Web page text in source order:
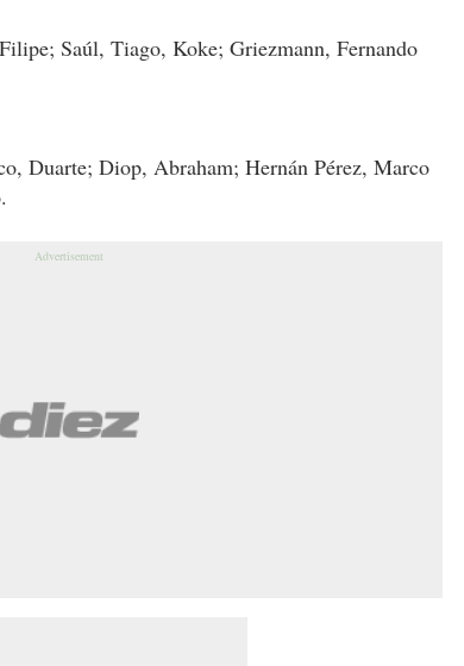
Saúl, Tiago, Koke; Griezmann, Fernando
Duarte; Diop, Abraham; Hernán Pérez, Marco